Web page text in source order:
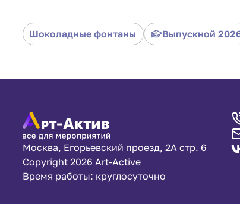
Шоколадные фонтаны Выпускной
Москва, Егорьевский проезд, 2А стр. 6
Copyright 2026 Art-Active
Время работы: круглосуточно